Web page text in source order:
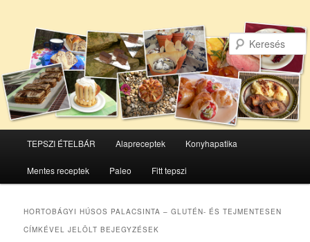
Tovább
az
elsődleges
tartalomra
Tovább
a
másodlagos
tartalomra
TEPSZI ÉTELBÁR Alapreceptek Konyhapatika
Mentes receptek Paleo Fitt tepszi
HORTOBÁGYI HÚSOS PALACSINTA – GLUTÉN- ÉS TEJMENTESEN
CÍMKÉVEL JELÖLT BEJEGYZÉSEK